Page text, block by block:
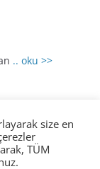
.. oku >>
size en
TÜM